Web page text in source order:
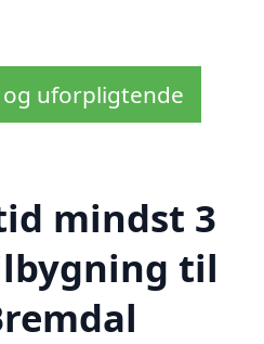
uforpligtende
mindst 3
til